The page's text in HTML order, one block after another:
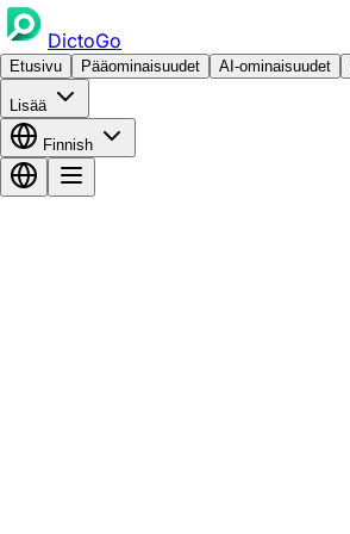
DictoGo
Etusivu Pääominaisuudet AI-ominaisuudet
Lisää
Finnish